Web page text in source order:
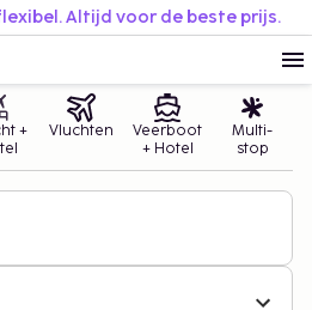
Altijd voor de beste prijs.
+
Vluchten
Veerboot
+ Hotel
Multi-
stop